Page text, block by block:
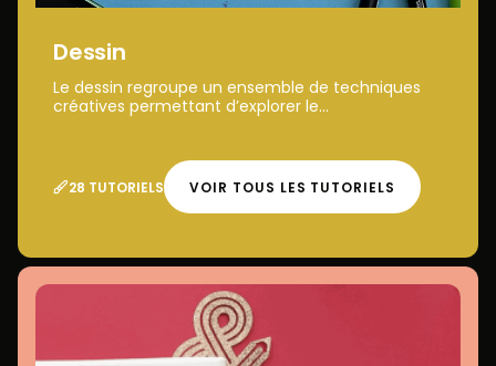
Dessin
Le dessin regroupe un ensemble de techniques
créatives permettant d’explorer le...
28 TUTORIELS VOIR TOUS LES TUTORIELS